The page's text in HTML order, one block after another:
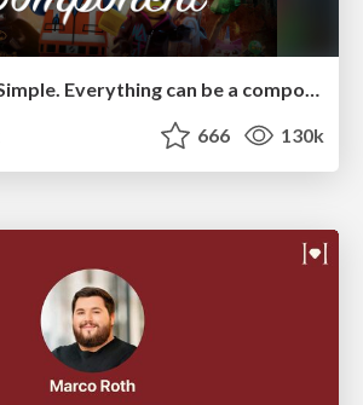
ReactJS: Keep Simple. Everything can be a component!
666 130k